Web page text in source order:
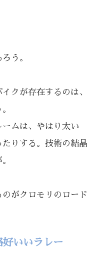
う。
クが存在するのは、
ムは、やはり太い
りする。技術の結晶
がクロモリのロード
好いいラレー